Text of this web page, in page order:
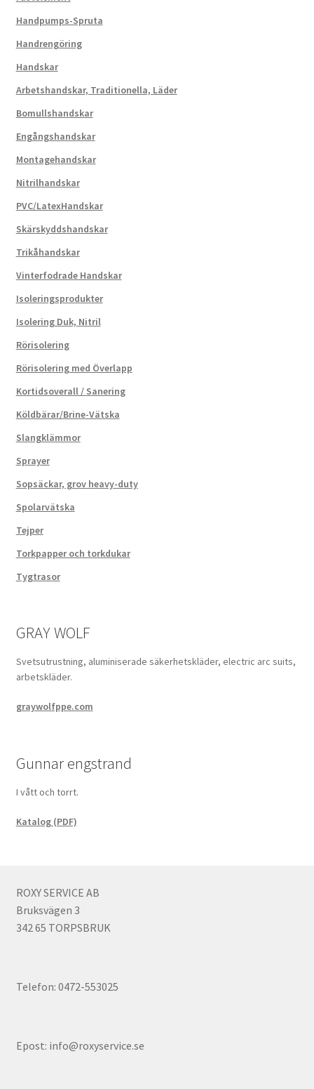
Handpumps-Spruta
Handrengöring
Handskar
Arbetshandskar, Traditionella, Läder
Bomullshandskar
Engångshandskar
Montagehandskar
Nitrilhandskar
PVC/LatexHandskar
Skärskyddshandskar
Trikåhandskar
Vinterfodrade Handskar
Isoleringsprodukter
Isolering Duk, Nitril
Rörisolering
Rörisolering med Överlapp
Kortidsoverall / Sanering
Köldbärar/Brine-Vätska
Slangklämmor
Sprayer
Sopsäckar, grov heavy-duty
Spolarvätska
Tejper
Torkpapper och torkdukar
Tygtrasor
GRAY WOLF
Svetsutrustning, aluminiserade säkerhetskläder, electric arc suits,
arbetskläder.
graywolfppe.com
Gunnar engstrand
I vått och torrt.
Katalog (PDF)
ROXY SERVICE AB
Bruksvägen 3
342 65 TORPSBRUK
Telefon: 0472-553025
Epost: info@roxyservice.se